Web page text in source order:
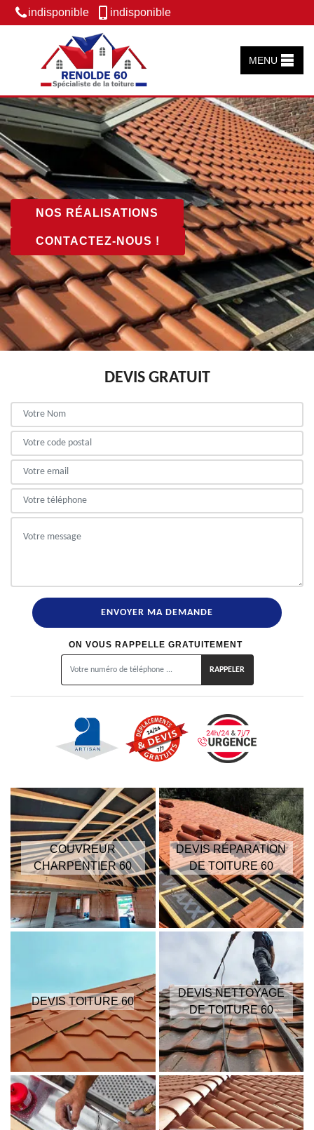
indisponible indisponible
MENU
NOS RÉALISATIONS
CONTACTEZ-NOUS !
DEVIS GRATUIT
ON VOUS RAPPELLE GRATUITEMENT
COUVREUR
CHARPENTIER 60
DEVIS RÉPARATION
DE TOITURE 60
DEVIS TOITURE 60
DEVIS NETTOYAGE
DE TOITURE 60